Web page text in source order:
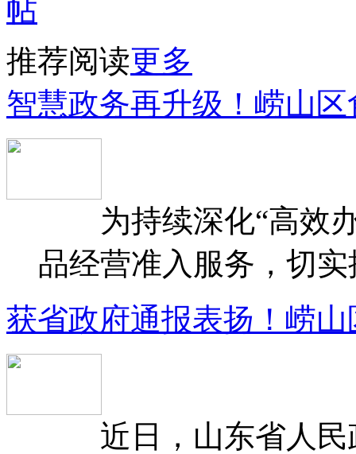
推荐阅读更多
智慧政务再升级！崂山
为持续深化“高效办
品经营准入服务，切
获省政府通报表扬！崂
近日，山东省人民